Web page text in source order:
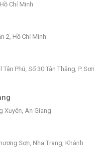
Chí Minh
2, Hồ Chí Minh
Phú, Số 30 Tân Thắng, P. Sơn
Xuyên, An Giang
Sơn, Nha Trang, Khánh